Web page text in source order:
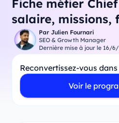
Fiche métier
salaire, missions,
Par Julien Fournari
SEO & Growth Manager
Dernière mise à jour le 16/
Reconvertissez-vous
Voir le